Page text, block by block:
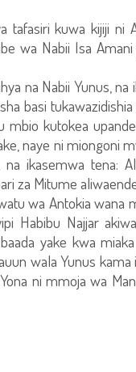
tafasiri kuwa kijiji ni
wa Nabii Isa
na Nabii Yunus,
basi
mbio kutokea
naye ni miongoni
ikasemwa tena:
za Mitume
wa Antokia wana
Habibu Najjar
yake kwa
wala Yunus
ni mmoja wa